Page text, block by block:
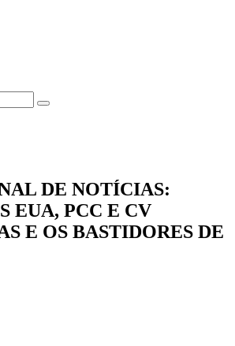
DE NOTÍCIAS:
EUA, PCC E CV
E OS BASTIDORES DE